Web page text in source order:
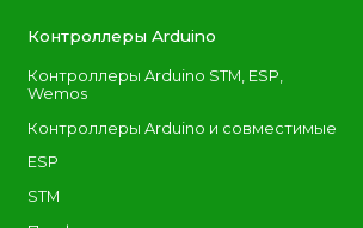
Контроллеры Arduino
Контроллеры Arduino STM, ESP,
Wemos
Контроллеры Arduino и совместимые
ESP
STM